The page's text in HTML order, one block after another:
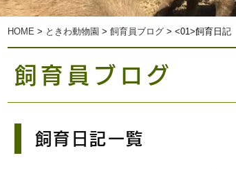
HOME > ときわ動物園 > 飼育員ブログ > <01>飼育日記
飼育員ブログ
飼育日記一覧